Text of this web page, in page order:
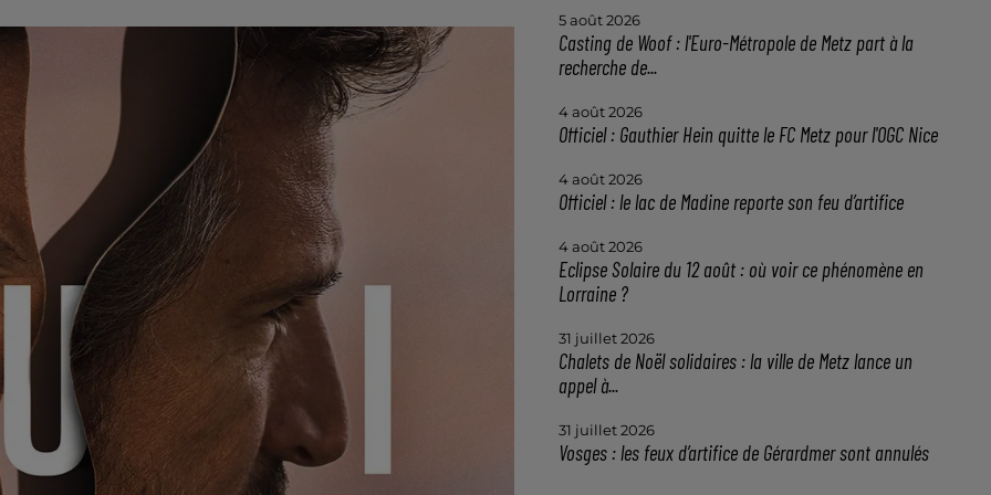
5 août 2026
Casting de Woof : l'Euro-Métropole de Metz part à la
recherche de...
4 août 2026
Officiel : Gauthier Hein quitte le FC Metz pour l'OGC Nice
4 août 2026
Officiel : le lac de Madine reporte son feu d’artifice
4 août 2026
Eclipse Solaire du 12 août : où voir ce phénomène en
Lorraine ?
31 juillet 2026
Chalets de Noël solidaires : la ville de Metz lance un
appel à...
31 juillet 2026
Vosges : les feux d’artifice de Gérardmer sont annulés